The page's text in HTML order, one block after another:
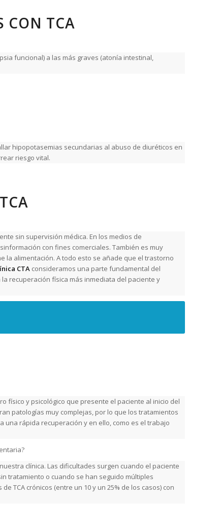
CON TCA
funcional) a las más graves (atonía intestinal,
hipopotasemias secundarias al abuso de diuréticos en
riesgo vital.
sin supervisión médica. En los medios de
con fines comerciales. También es muy
la alimentación. A todo esto se añade que el trastorno
CTA consideramos una parte fundamental del
recuperación física más inmediata del paciente y
físico y psicológico que presente el paciente al inicio del
patologías muy complejas, por lo que los tratamientos
una rápida recuperación y en ello, como es el trabajo
clínica. Las dificultades surgen cuando el paciente
tratamiento o cuando se han seguido múltiples
TCA crónicos (entre un 10 y un 25% de los casos) con